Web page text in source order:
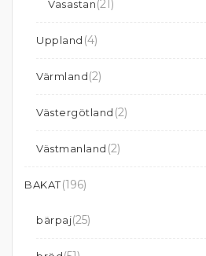
Vasastan(21)
Uppland (4)
Värmland(2)
Västergötland (2)
Västmanland (2)
BAKAT(196)
bärpaj(25)